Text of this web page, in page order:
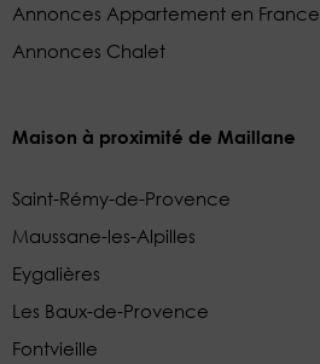
Annonces Appartement en France
Annonces Chalet
Maison à proximité de Maillane
Saint-Rémy-de-Provence
Maussane-les-Alpilles
Eygalières
Les Baux-de-Provence
Fontvieille